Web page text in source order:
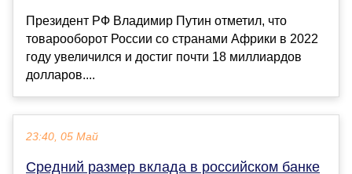
Президент РФ Владимир Путин отметил, что
товарооборот России со странами Африки в 2022
году увеличился и достиг почти 18 миллиардов
долларов....
23:40, 05 Май
Средний размер вклада в российском банке